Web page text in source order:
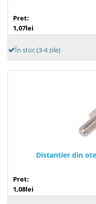
Pret:
1,07lei
În stoc (3-4 zile)
Distantier din
Pret:
1,08lei